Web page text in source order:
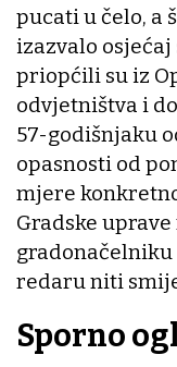
pucati u čelo, a
izazvalo
priopćili su iz
odvjetništva i
57-godišnjaku
opasnosti od
mjere
Gradske
redaru niti
Sporno